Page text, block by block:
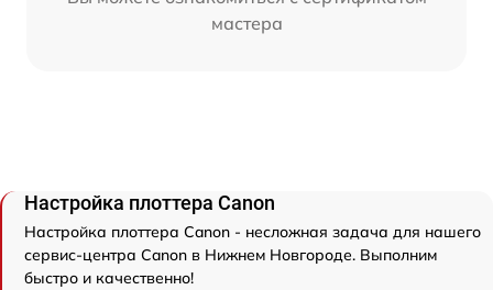
мастера
Настройка плоттера Canon
Настройка плоттера Canon - несложная задача для нашего
сервис-центра Canon в Нижнем Новгороде. Выполним
быстро и качественно!